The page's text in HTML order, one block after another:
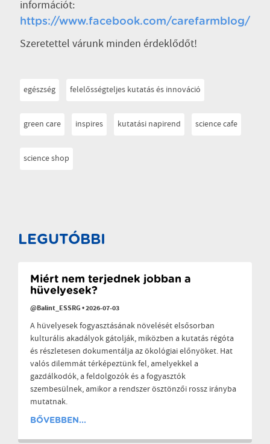
információt:
https://www.facebook.com/carefarmblog/
Szeretettel várunk minden érdeklődőt!
egészség felelősségteljes kutatás és innováció
green care inspires kutatási napirend science cafe
science shop
LEGUTÓBBI
Miért nem terjednek jobban a
hüvelyesek?
@Balint_ESSRG•2026-07-03
A hüvelyesek fogyasztásának növelését elsősorban
kulturális akadályok gátolják, miközben a kutatás régóta
és részletesen dokumentálja az ökológiai előnyöket. Hat
valós dilemmát térképeztünk fel, amelyekkel a
gazdálkodók, a feldolgozók és a fogyasztók
szembesülnek, amikor a rendszer ösztönzői rossz irányba
mutatnak.
BŐVEBBEN...